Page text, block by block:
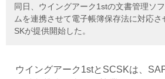
同日、ウイングアーク1stの文書管理ソ
ムを連携させて電子帳簿保存法に対応
SKが提供開始した。
ウイングアーク1stとSCSKは、